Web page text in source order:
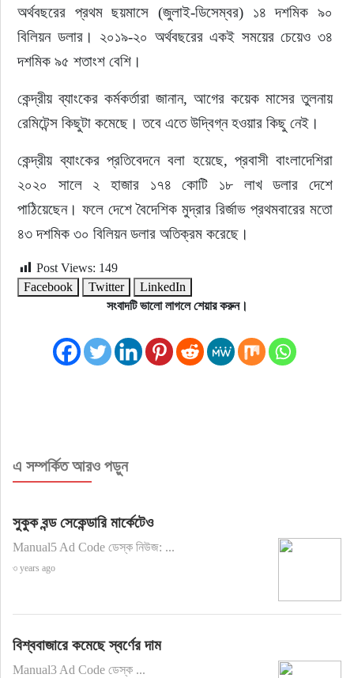
অর্থবছরের প্রথম ছয়মাসে (জুলাই-ডিসেম্বর) ১৪ দশমিক ৯০
বিলিয়ন ডলার। ২০১৯-২০ অর্থবছরের একই সময়ের চেয়েও ৩৪
দশমিক ৯৫ শতাংশ বেশি।
কেন্দ্রীয় ব্যাংকের কর্মকর্তারা জানান, আগের কয়েক মাসের তুলনায়
রেমিটেন্স কিছুটা কমেছে। তবে এতে উদ্বিগ্ন হওয়ার কিছু নেই।
কেন্দ্রীয় ব্যাংকের প্রতিবেদনে বলা হয়েছে, প্রবাসী বাংলাদেশিরা
২০২০ সালে ২ হাজার ১৭৪ কোটি ১৮ লাখ ডলার দেশে
পাঠিয়েছেন। ফলে দেশে বৈদেশিক মুদ্রার রির্জাভ প্রথমবারের মতো
৪৩ দশমিক ৩০ বিলিয়ন ডলার অতিক্রম করেছে।
Post Views: 149
Facebook
Twitter
LinkedIn
সংবাদটি ভালো লাগলে শেয়ার করুন।
এ সম্পর্কিত আরও পড়ুন
সুকুক বন্ড সেকেন্ডারি মার্কেটেও
Manual5 Ad Code ডেস্ক নিউজ: ...
৩ years ago
বিশ্ববাজারে কমেছে স্বর্ণের দাম
Manual3 Ad Code ডেস্ক ...